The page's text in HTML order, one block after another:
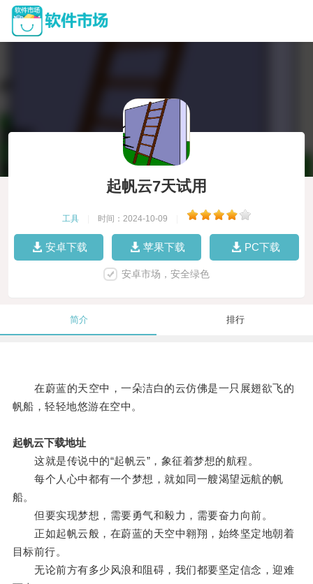
起帆云7天试用
工具 时间：2024-10-09
安卓下载 苹果下载 PC下载
安卓市场，安全绿色
简介 排行
在蔚蓝的天空中，一朵洁白的云仿佛是一只展翅欲飞的
帆船，轻轻地悠游在空中。
起帆云下载地址
这就是传说中的“起帆云”，象征着梦想的航程。
每个人心中都有一个梦想，就如同一艘渴望远航的帆
船。
但要实现梦想，需要勇气和毅力，需要奋力向前。
正如起帆云般，在蔚蓝的天空中翱翔，始终坚定地朝着
目标前行。
无论前方有多少风浪和阻碍，我们都要坚定信念，迎难